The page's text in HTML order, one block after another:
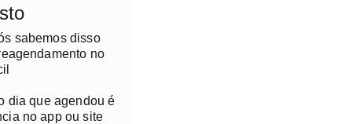
sabemos disso
no
dia que agendou é
no app ou site